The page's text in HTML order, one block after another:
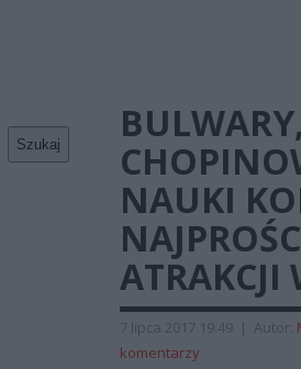
Szukaj
NAUKI
ATRAKCJI
7 lipca 2017 19:49 | Autor:
komentarzy